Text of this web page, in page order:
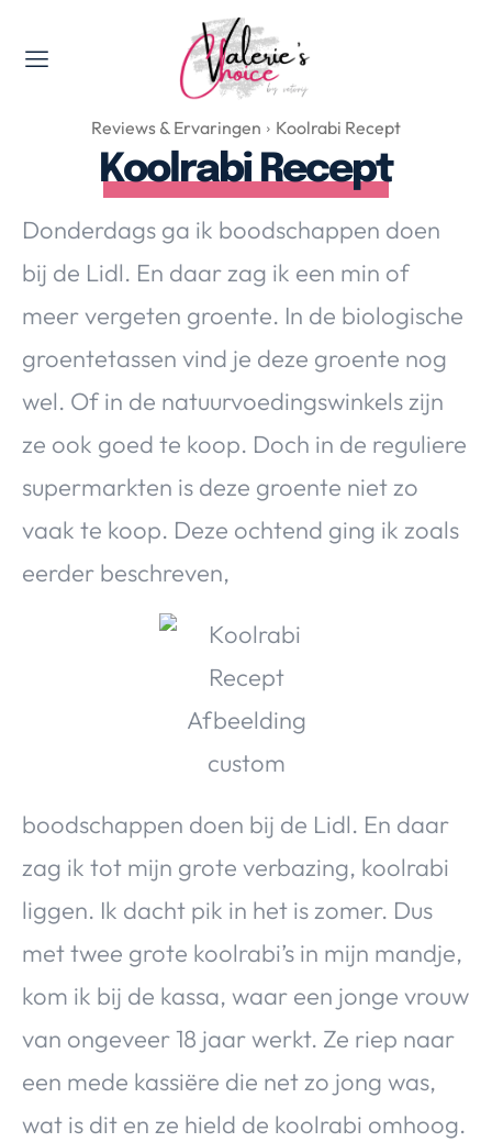
Valerie's Topics
Travel & Culture
Food & Drinks
Lifestyle, Sport & Duurzaamheid
Gadgets & Tech
Top 5 van Valerie
Health & Beauty
Huis & Tuin
Nieuws & Media
Over Valerie
De Top 5
VALERIE'S CHOICE
Travel
Lifestyle
Reviews & Ervaringen Koolrabi Recept
Koolrabi Recept
Donderdags ga ik boodschappen doen
bij de Lidl. En daar zag ik een min of
meer vergeten groente. In de biologische
groentetassen vind je deze groente nog
wel. Of in de natuurvoedingswinkels zijn
ze ook goed te koop. Doch in de reguliere
supermarkten is deze groente niet zo
vaak te koop. Deze ochtend ging ik zoals
eerder beschreven,
boodschappen doen bij de Lidl. En daar
zag ik tot mijn grote verbazing, koolrabi
liggen. Ik dacht pik in het is zomer. Dus
met twee grote koolrabi’s in mijn mandje,
kom ik bij de kassa, waar een jonge vrouw
van ongeveer 18 jaar werkt. Ze riep naar
een mede kassiëre die net zo jong was,
wat is dit en ze hield de koolrabi omhoog.